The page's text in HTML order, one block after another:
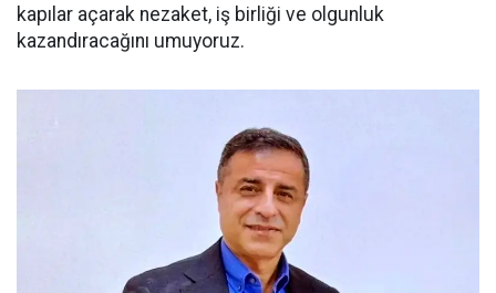
kapılar açarak nezaket, iş birliği ve olgunluk
kazandıracağını umuyoruz.